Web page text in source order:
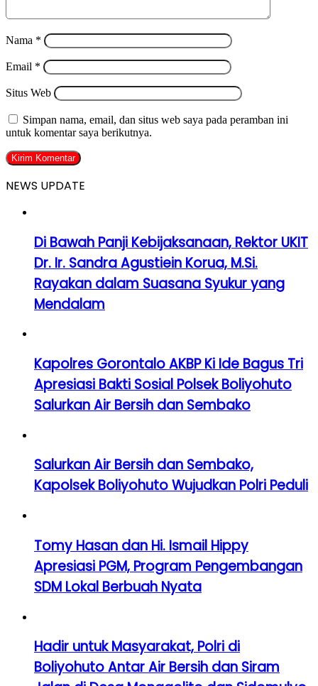
Nama *
Email *
Situs Web
Simpan nama, email, dan situs web saya pada peramban ini
untuk komentar saya berikutnya.
NEWS UPDATE
Di Bawah Panji Kebijaksanaan, Rektor UKIT
Dr. Ir. Sandra Agustiein Korua, M.Si.
Rayakan dalam Suasana Syukur yang
Mendalam
Kapolres Gorontalo AKBP Ki Ide Bagus Tri
Apresiasi Bakti Sosial Polsek Boliyohuto
Salurkan Air Bersih dan Sembako
Salurkan Air Bersih dan Sembako,
Kapolsek Boliyohuto Wujudkan Polri Peduli
Tomy Hasan dan Hi. Ismail Hippy
Apresiasi PGM, Program Pengembangan
SDM Lokal Berbuah Nyata
Hadir untuk Masyarakat, Polri di
Boliyohuto Antar Air Bersih dan Siram